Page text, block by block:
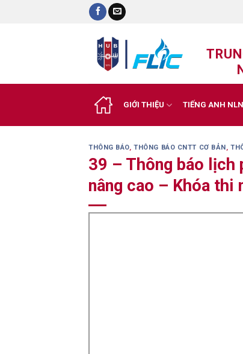
GIỚI THIỆU TIẾNG ANH
THÔNG BÁO,THÔNG BÁO CNTT CƠ BẢN,
39 – Thông báo lịch
nâng cao – Khóa